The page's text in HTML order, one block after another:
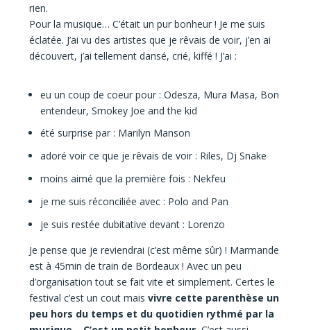
rien.
Pour la musique… C’était un pur bonheur ! Je me suis
éclatée. J’ai vu des artistes que je rêvais de voir, j’en ai
découvert, j’ai tellement dansé, crié, kiffé ! J’ai :
eu un coup de coeur pour : Odesza, Mura Masa, Bon
entendeur, Smokey Joe and the kid
été surprise par : Marilyn Manson
adoré voir ce que je rêvais de voir : Riles, Dj Snake
moins aimé que la première fois : Nekfeu
je me suis réconciliée avec : Polo and Pan
je suis restée dubitative devant : Lorenzo
Je pense que je reviendrai (c’est même sûr) ! Marmande
est à 45min de train de Bordeaux ! Avec un peu
d’organisation tout se fait vite et simplement. Certes le
festival c’est un cout maisvivre cette parenthèse un
peu hors du temps et du quotidien rythmé par la